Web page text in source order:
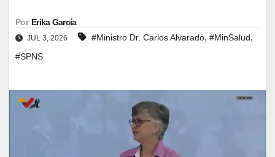
Por Erika García
JUL 3, 2026 #Ministro Dr. Carlos Alvarado, #MinSalud,
#SPNS